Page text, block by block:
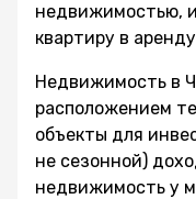
недвижимостью,
квартиру в
Недвижимость в
расположением
объекты для
не сезонной)
недвижимость у